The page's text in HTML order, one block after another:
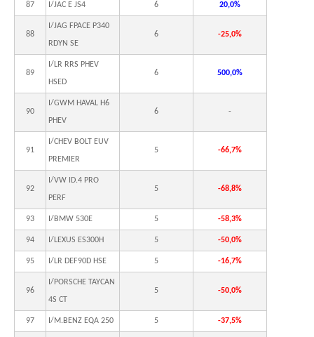
87 I/JAC E JS4 6 20,0%
88
I/JAG FPACE P340
RDYN SE
6 -25,0%
89
I/LR RRS PHEV
HSED
6 500,0%
90
I/GWM HAVAL H6
PHEV
6 -
91
I/CHEV BOLT EUV
PREMIER
5 -66,7%
92
I/VW ID.4 PRO
PERF
5 -68,8%
93 I/BMW 530E 5 -58,3%
94 I/LEXUS ES300H 5 -50,0%
95 I/LR DEF90D HSE 5 -16,7%
96
I/PORSCHE TAYCAN
4S CT
5 -50,0%
97 I/M.BENZ EQA 250 5 -37,5%